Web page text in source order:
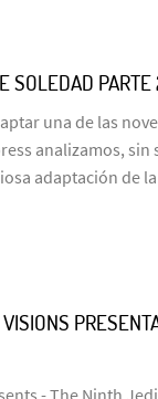
SOLEDAD
una de las
analizamos,
adaptación de
- The Ninth